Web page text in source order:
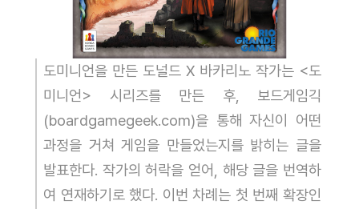
도미니언을 만든 도널드 X 바카리노 작가는 <도
미니언> 시리즈를 만든 후, 보드게임긱
(boardgamegeek.com)을 통해 자신이 어떤
과정을 거쳐 게임을 만들었는지를 밝히는 글을
발표한다. 작가의 허락을 얻어, 해당 글을 번역하
여 연재하기로 했다. 이번 차례는 첫 번째 확장인